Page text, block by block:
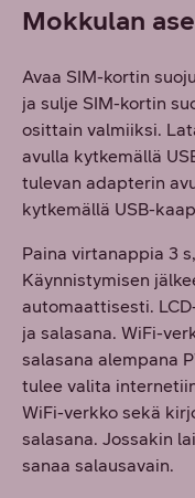
Mokkulan
Avaa SIM-kortin
ja sulje SIM-kortin
osittain valmiiksi.
avulla kytkemällä
tulevan adapterin
kytkemällä USB-
Paina virtanappia 3
Käynnistymisen
automaattisesti.
ja salasana. WiFi-
salasana alempana
tulee valita
WiFi-verkko sekä
salasana. Jossakin
sanaa salausavain.